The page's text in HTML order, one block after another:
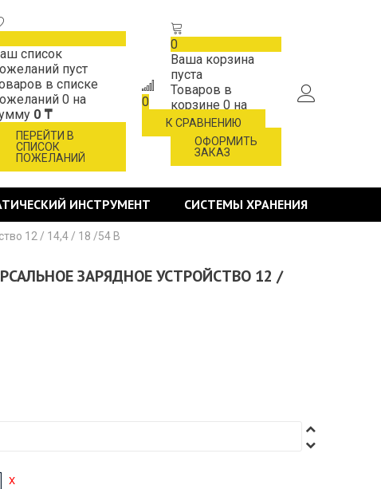
список
пуст
в списке
0 на
0 ₸
ПЕРЕЙТИ В
СПИСОК
ПОЖЕЛАНИЙ
0
К СРАВНЕНИЮ
0
Ваша корзина
пуста
Товаров в
корзине 0 на
сумму0 ₸
ОФОРМИТЬ
ЗАКАЗ
ИНСТРУМЕНТ СИСТЕМЫ ХРАНЕНИЯ
12 / 14,4 / 18 /54 В
ЗАРЯДНОЕ УСТРОЙСТВО 12 /